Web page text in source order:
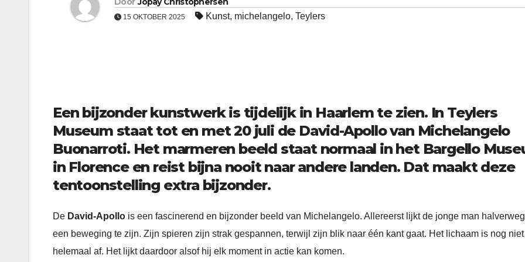
15 OKTOBER 2025 Kunst, michelangelo, Teylers
Een bijzonder kunstwerk is tijdelijk in Haarlem te zien. In Teylers
Museum staat tot en met 20 juli de David-Apollo van Michelangelo
Buonarroti. Het marmeren beeld staat normaal in het Bargello
in Florence en reist bijna nooit naar andere landen. Dat maakt deze
tentoonstelling extra bijzonder.
De David-Apollo is een fascinerend en bijzonder beeld van Michelangelo. Allereerst lijkt de jonge man
een beweging te zijn. Zijn spieren zijn strak gespannen, terwijl zijn blik naar één kant gaat. Het lichaam is nog niet
helemaal af. Het lijkt daardoor alsof hij elk moment in actie kan komen.